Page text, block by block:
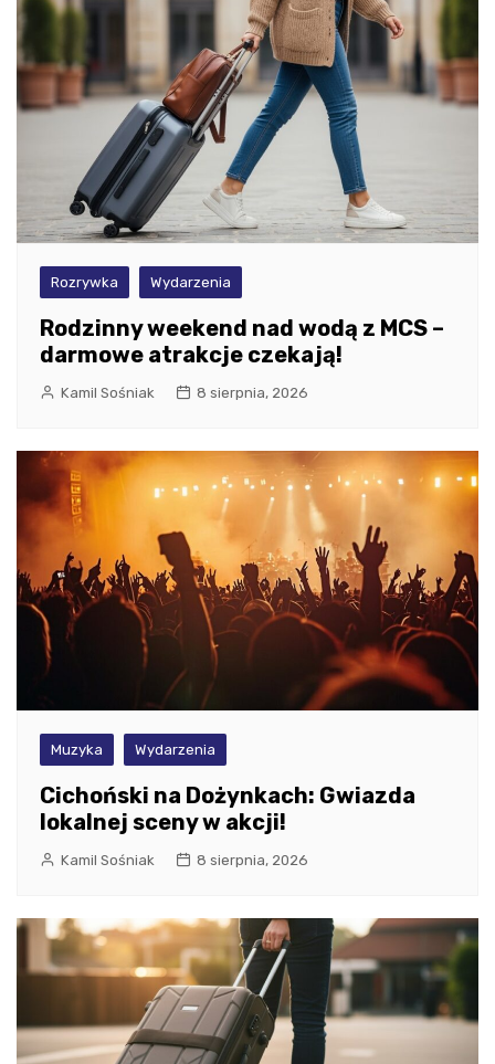
Rozrywka Wydarzenia
Rodzinny weekend nad wodą z MCS –
darmowe atrakcje czekają!
Kamil Sośniak 8 sierpnia, 2026
Muzyka Wydarzenia
Cichoński na Dożynkach: Gwiazda
lokalnej sceny w akcji!
Kamil Sośniak 8 sierpnia, 2026